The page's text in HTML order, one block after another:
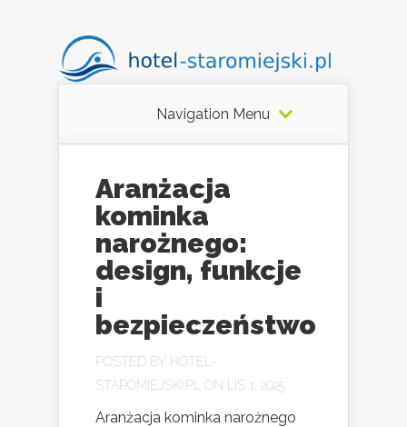
Navigation Menu
Aranżacja
kominka
narożnego:
design, funkcje
i
bezpieczeństwo
POSTED BY HOTEL-
STAROMIEJSKI.PL
ON LIS 1, 2025
Aranżacja kominka narożnego